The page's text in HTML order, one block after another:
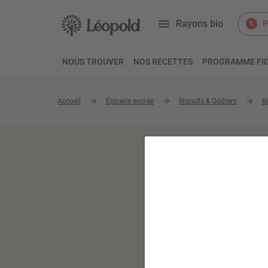
Rayons bio
NOUS TROUVER NOS RECETTES PROGRAMME
Accueil Épicerie sucrée Biscuits & Goûters